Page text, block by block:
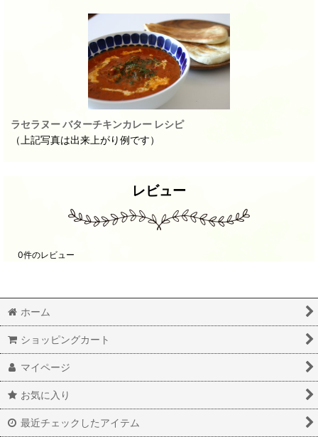
ラセラヌー バターチキンカレー レシピ
（上記写真は出来上がり例です）
レビュー
0件のレビュー
ホーム
ショッピングカート
マイページ
お気に入り
最近チェックしたアイテム